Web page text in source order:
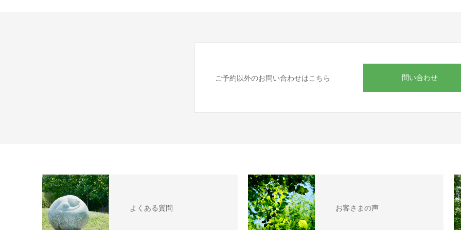
ご予約以外のお問い合わせはこちら 問い合わせ
よくある質問 お客さまの声